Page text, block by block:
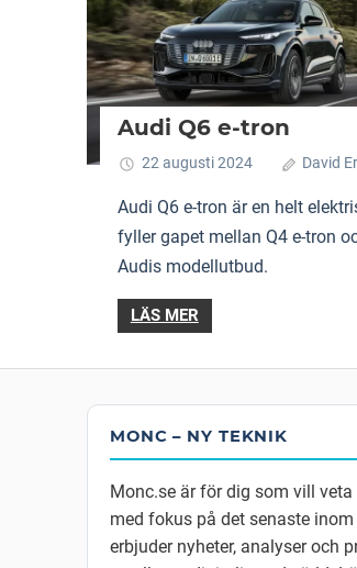
Audi Q6 e-tron
22 augusti 2024 David
Audi Q6 e-tron är en helt
fyller gapet mellan Q4 e-tron
Audis modellutbud.
LÄS MER
MONC – NY TEKNIK
Monc.se är för dig som vill
med fokus på det senaste
erbjuder nyheter, analyser och